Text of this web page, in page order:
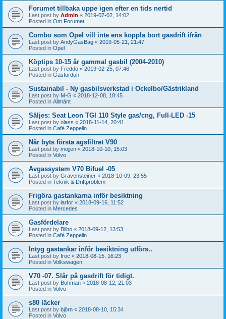
Forumet tillbaka uppe igen efter en tids nertid
Last post by Admin « 2019-07-02, 14:02
Posted in Om Forumet
Combo som Opel vill inte ens koppla bort gasdrift ifrån
Last post by AndyGasBag « 2019-05-21, 21:47
Posted in Opel
Köptips 10-15 år gammal gasbil (2004-2010)
Last post by Freddo « 2019-02-25, 07:46
Posted in Gasfordon
Sustainabil - Ny gasbilsverkstad i Ockelbo/Gästrikland
Last post by M-G « 2018-12-08, 18:45
Posted in Allmänt
Säljes: Seat Leon TGI 110 Style gas/cng, Full-LED -15
Last post by olass « 2018-11-14, 20:41
Posted in Café Zeppelin
När byts första agsfiltret V90
Last post by mojjen « 2018-10-10, 15:03
Posted in Volvo
Avgassystem V70 Bifuel -05
Last post by Gravensteiner « 2018-10-09, 23:55
Posted in Teknik & Driftproblem
Frigöra gastankarna inför besiktning
Last post by larfor « 2018-09-16, 11:52
Posted in Mercedes
Gasfördelare
Last post by Bilbo « 2018-09-12, 13:53
Posted in Café Zeppelin
Intyg gastankar inför besiktning utförs..
Last post by Iroc « 2018-08-15, 16:23
Posted in Volkswagen
V70 -07. Slår på gasdrift för tidigt.
Last post by Bohman « 2018-08-12, 21:03
Posted in Volvo
s80 läcker
Last post by björn « 2018-08-10, 15:34
Posted in Volvo